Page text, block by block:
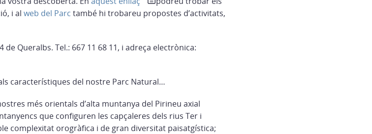
i al web del Parc també hi trobareu propostes d’activitats,
de Queralbs. Tel.: 667 11 68 11, i adreça electrònica:
característiques del nostre Parc Natural…
més orientals d’alta muntanya del Pirineu axial
que configuren les capçaleres dels rius Ter i
complexitat orogràfica i de gran diversitat paisatgística;